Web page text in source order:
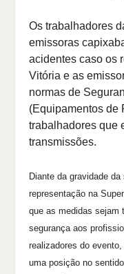
Os trabalhadores
emissoras
acidentes caso os
Vitória e as
normas de
(Equipamentos de
trabalhadores que
transmissões.
Diante da gravidade
representação na
que as medidas sejam
segurança aos
realizadores do
uma posição no